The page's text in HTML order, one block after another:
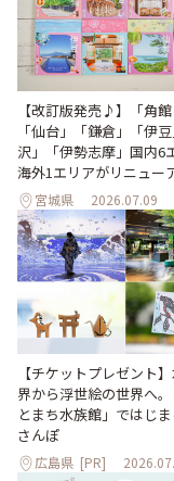
【改訂版発売♪】「角館
「仙台」「鎌倉」「伊
沢」「伊勢志摩」国内6
海外1エリアがリニュー
宮城県 2026.07.09
【チケットプレゼント
界から浮世絵の世界へ
とまち水族館」ではじ
さんぽ
広島県 [PR]